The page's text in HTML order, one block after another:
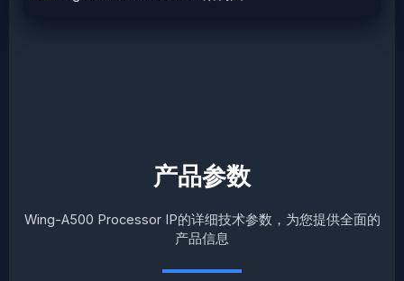
产品参数
Wing-A500 Processor IP的详细技术参数，为您提供全面的
产品信息